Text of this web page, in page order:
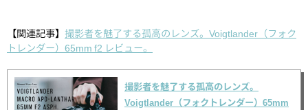
【関連記事】 撮影者を魅了する孤高のレンズ。Voigtlander（フォク
トレンダー）65mm f2 レビュー。
撮影者を魅了する孤高のレンズ。
Voigtlander（フォクトレンダー）65mm